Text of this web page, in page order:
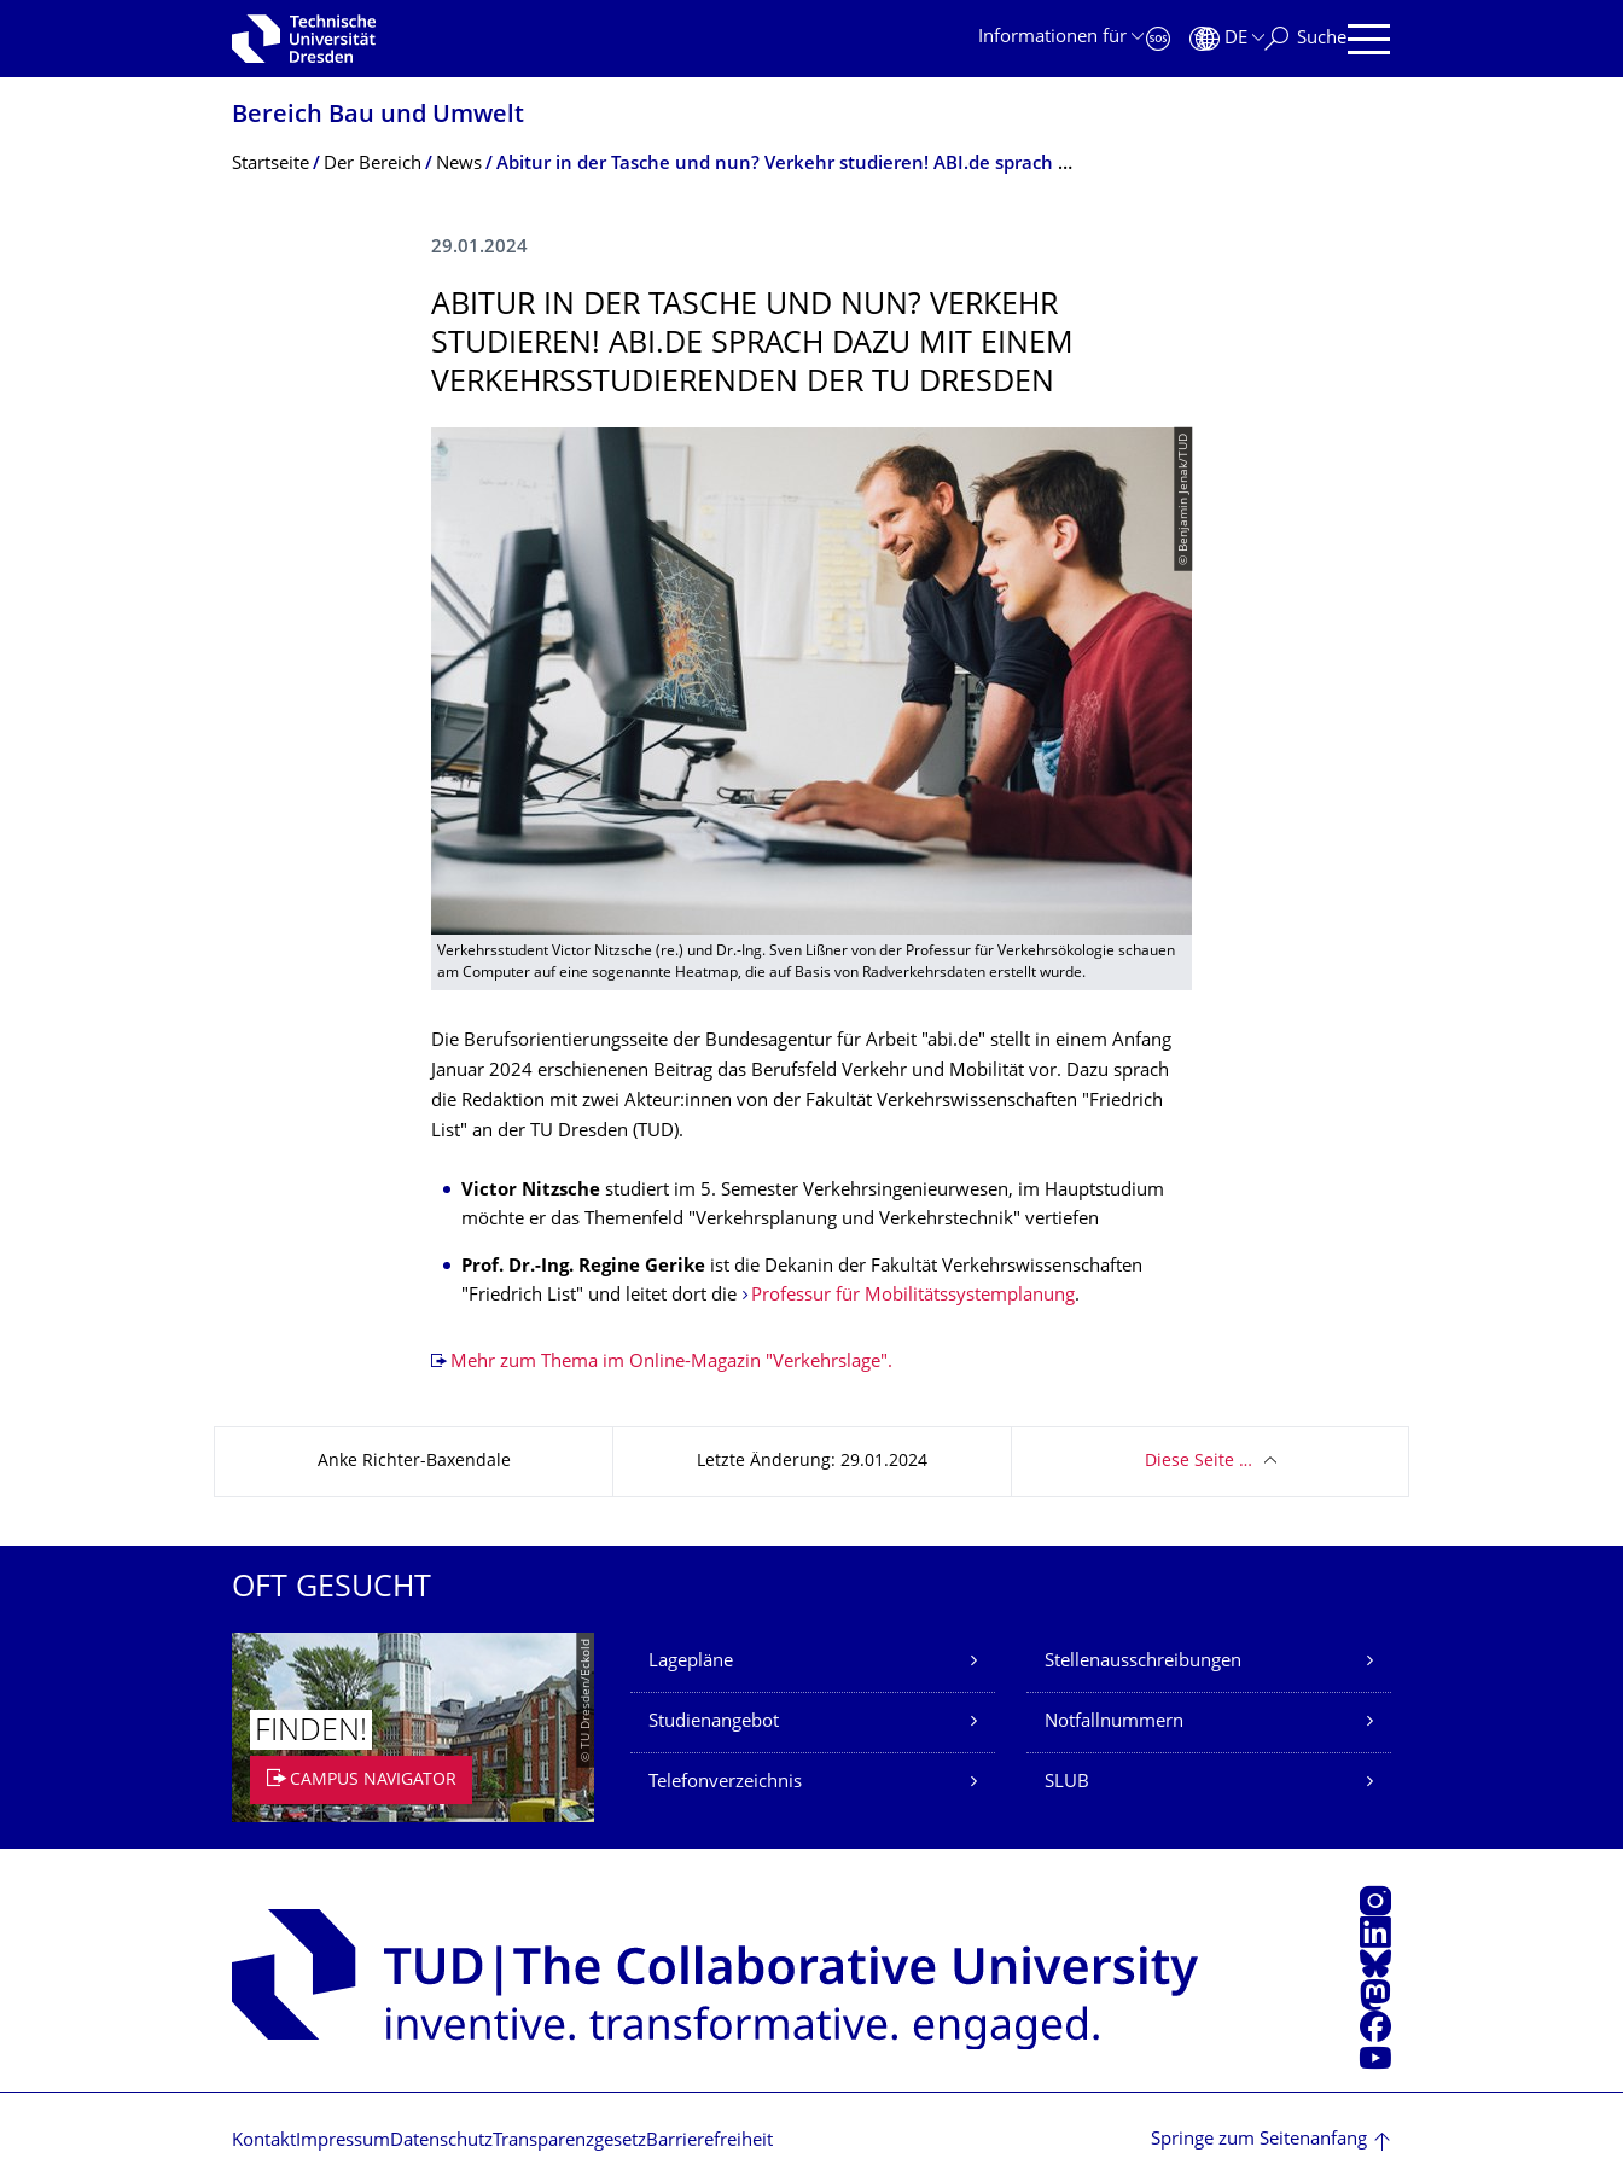
Zur Hauptnavigation springen
Informationen für
DE Suche
Bereich Bau und Umwelt
Breadcrumb-Menü
Startseite Der Bereich News Abitur in der Tasche und nun? Verkehr studieren! ABI.de sprach dazu mit einem Verkehrsstudierenden der TU Dresden
29.01.2024
ABITUR IN DER TASCHE UND NUN? VERKEHR
STUDIEREN! ABI.DE SPRACH DAZU MIT EINEM
VERKEHRSSTUDIE­RENDEN DER TU DRESDEN
© Benjamin Jenak/TUD
Verkehrsstudent Victor Nitzsche (re.) und Dr.-Ing. Sven Lißner von der Professur für Verkehrsökologie schauen
am Computer auf eine sogenannte Heatmap, die auf Basis von Radverkehrsdaten erstellt wurde.
Die Berufsorientierungsseite der Bundesagentur für Arbeit "abi.de" stellt in einem Anfang
Januar 2024 erschienenen Beitrag das Berufsfeld Verkehr und Mobilität vor. Dazu sprach
die Redaktion mit zwei Akteur:innen von der Fakultät Verkehrswissenschaften "Friedrich
List" an der TU Dresden (TUD).
Victor Nitzsche studiert im 5. Semester Verkehrsingenieurwesen, im Hauptstudium
möchte er das Themenfeld "Verkehrsplanung und Verkehrstechnik" vertiefen
Prof. Dr.-Ing. Regine Gerike ist die Dekanin der Fakultät Verkehrswissenschaften
"Friedrich List" und leitet dort die
Professur für Mobilitätssystemplanung.
Mehr zum Thema im Online-Magazin "Verkehrslage".
Anke Richter-Baxendale Letzte Änderung: 29.01.2024 Diese Seite …
OFT GESUCHT
© TU Dresden/Eckold
FINDEN!
CAMPUS NAVIGATOR
Unsere Dienste
Lagepläne Stellenausschreibungen
Studienangebot Notfallnummern
Telefonverzeichnis SLUB
Instagram
LinkedIn
Bluesky
Mastodon
Facebook
Youtube
Kontakt Impressum DatenschutzTransparenzgesetzBarrierefreiheit Springe zum Seitenanfang